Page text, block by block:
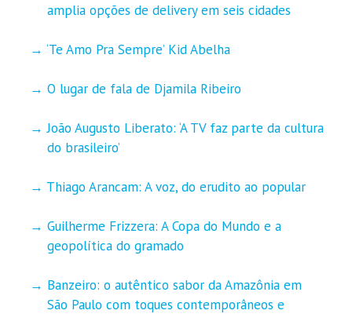
amplia opções de delivery em seis cidades
‘Te Amo Pra Sempre’ Kid Abelha
O lugar de fala de Djamila Ribeiro
João Augusto Liberato: ‘A TV faz parte da cultura
do brasileiro’
Thiago Arancam: A voz, do erudito ao popular
Guilherme Frizzera: A Copa do Mundo e a
geopolítica do gramado
Banzeiro: o autêntico sabor da Amazônia em
São Paulo com toques contemporâneos e